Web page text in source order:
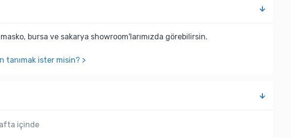
bursa ve sakarya showroom'larımızda görebilirsin.
tanımak ister misin? >
içinde